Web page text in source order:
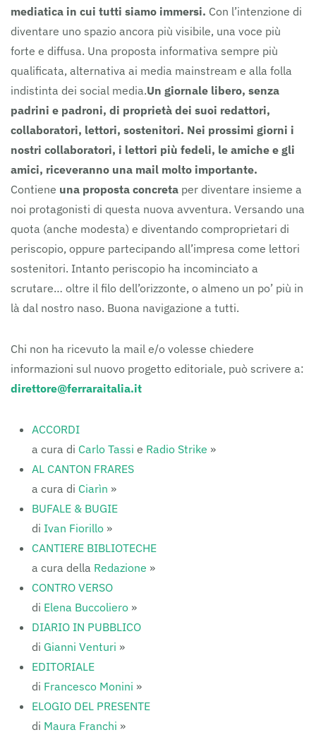
mediatica in cui tutti siamo immersi. Con l’intenzione di
diventare uno spazio ancora più visibile, una voce più
forte e diffusa. Una proposta informativa sempre più
qualificata, alternativa ai media mainstream e alla folla
indistinta dei social media.Un giornale libero, senza
padrini e padroni, di proprietà dei suoi redattori,
collaboratori, lettori, sostenitori. Nei prossimi giorni i
nostri collaboratori, i lettori più fedeli, le amiche e gli
amici, riceveranno una mail molto importante.
Contiene una proposta concreta per diventare insieme a
noi protagonisti di questa nuova avventura. Versando una
quota (anche modesta) e diventando comproprietari di
periscopio, oppure partecipando all’impresa come lettori
sostenitori. Intanto periscopio ha incominciato a
scrutare… oltre il filo dell’orizzonte, o almeno un po’ più in
là dal nostro naso. Buona navigazione a tutti.
Chi non ha ricevuto la mail e/o volesse chiedere
informazioni sul nuovo progetto editoriale, può scrivere a:
direttore@ferraraitalia.it
ACCORDI
a cura di Carlo Tassi e Radio Strike »
AL CANTON FRARES
a cura di Ciarìn »
BUFALE & BUGIE
di Ivan Fiorillo »
CANTIERE BIBLIOTECHE
a cura della Redazione »
CONTRO VERSO
di Elena Buccoliero »
DIARIO IN PUBBLICO
di Gianni Venturi »
EDITORIALE
di Francesco Monini »
ELOGIO DEL PRESENTE
di Maura Franchi »